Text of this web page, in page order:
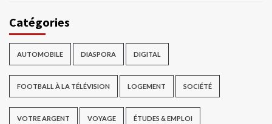
Catégories
AUTOMOBILE DIASPORA DIGITAL
FOOTBALL À LA TÉLÉVISION LOGEMENT SOCIÉTÉ
VOTRE ARGENT VOYAGE ÉTUDES & EMPLOI